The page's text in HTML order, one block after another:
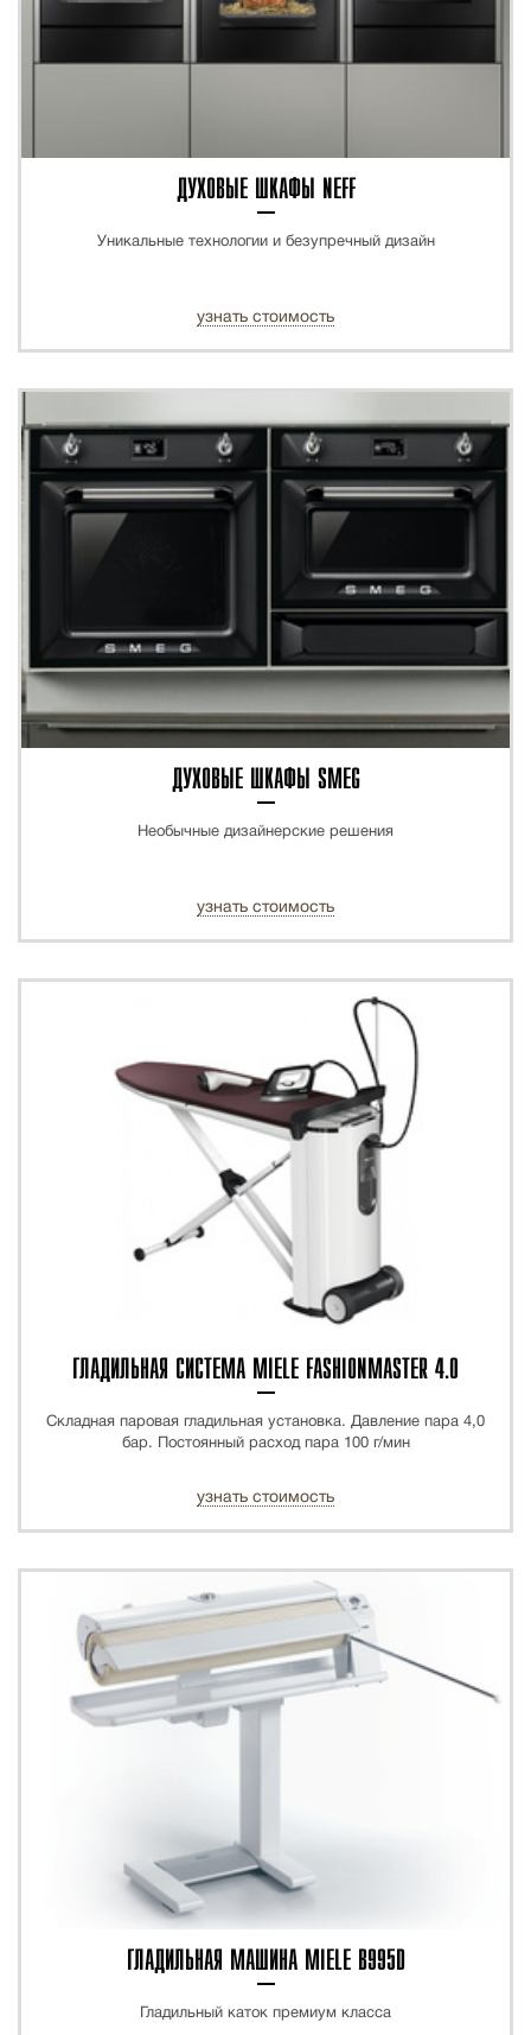
ДУХОВЫЕ ШКАФЫ NEFF
Уникальные технологии и безупречный дизайн
узнать стоимость
ДУХОВЫЕ ШКАФЫ SMEG
Необычные дизайнерские решения
узнать стоимость
ГЛАДИЛЬНАЯ СИСТЕМА MIELE FASHIONMASTER 4.0
Складная паровая гладильная установка. Давление пара 4,0
бар. Постоянный расход пара 100 г/мин
узнать стоимость
ГЛАДИЛЬНАЯ МАШИНА MIELE B995D
Гладильный каток премиум класса